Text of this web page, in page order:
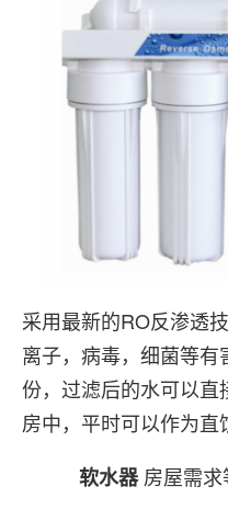
采用最新的RO反渗透
离子，病毒，细菌等
份，过滤后的水可以
房中，平时可以作为直
软水器房屋需求